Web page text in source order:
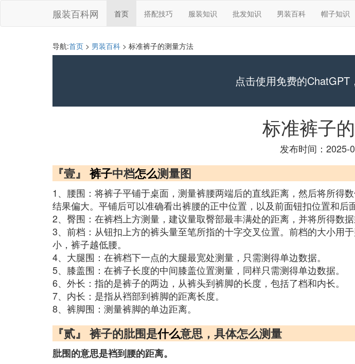
服装百科网 首页 搭配技巧 服装知识 批发知识 男装百科 帽子知识
导航:首页 > 男装百科 > 标准裤子的测量方法
点击使用免费的ChatGPT
标准裤子
发布时间：2025-
『壹』裤子中档怎么测量图
1、腰围：将裤子平铺于桌面，测量裤腰两端后的直线距离，然后将所得
结果偏大。平铺后可以准确看出裤腰的正中位置，以及前面钮扣位置和后
2、臀围：在裤档上方测量，建议量取臀部最丰满处的距离，并将所得数据
3、前档：从钮扣上方的裤头量至笔所指的十字交叉位置。前档的大小用
小，裤子越低腰。
4、大腿围：在裤档下一点的大腿最宽处测量，只需测得单边数据。
5、膝盖围：在裤子长度的中间膝盖位置测量，同样只需测得单边数据。
6、外长：指的是裤子的两边，从裤头到裤脚的长度，包括了档和内长。
7、内长：是指从裆部到裤脚的距离长度。
8、裤脚围：测量裤脚的单边距离。
『贰』 裤子的肶围是什么意思，具体怎么测量
肶围的意思是裆到腰的距离。